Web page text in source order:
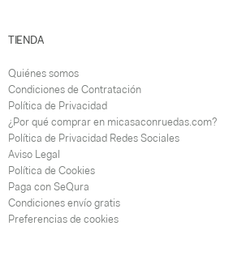
TIENDA
Quiénes somos
Condiciones de Contratación
Política de Privacidad
¿Por qué comprar en micasaconruedas.com?
Política de Privacidad Redes Sociales
Aviso Legal
Política de Cookies
Paga con SeQura
Condiciones envío gratis
Preferencias de cookies